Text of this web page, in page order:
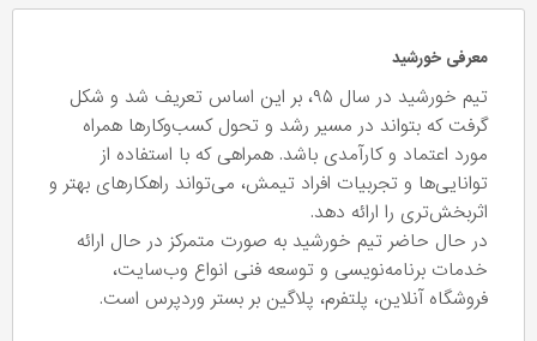
معرفی خورشید
تیم خورشید در سال ۹۵، بر این اساس تعریف شد و شکل
گرفت که بتواند در مسیر رشد و تحول کسب‌وکارها همراه
‌مورد اعتماد و کارآمدی باشد. همراهی که با استفاده از
توانایی‌ها و تجربیات افراد تیمش، می‌تواند راهکارهای بهتر و
اثربخش‌تری را ارائه دهد.
در حال حاضر تیم خورشید به صورت متمرکز در حال ارائه
خدمات برنامه‌نویسی و توسعه فنی انواع وب‌سایت،
فروشگاه آنلاین، پلتفرم، پلاگین بر بستر وردپرس است.